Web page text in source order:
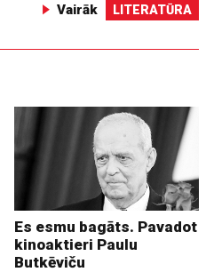
Vairāk LITERATŪRA
Es esmu bagāts. Pavadot
kinoaktieri Paulu
Butkēviču